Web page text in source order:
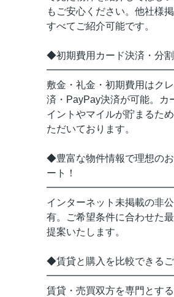
もご安心ください。他社様
すべてご紹介可能です。
◆初期費用カード決済・分
敷金・礼金・初期費用はク
済・PayPay決済が可能。カ
イントやマイルが貯まるた
ただいております。
◆豊富な物件情報で理想の
ート！
インターネット未掲載の非
有。ご希望条件に合わせた
提案いたします。
◆賃貸と購入を比較できる
賃貸・売買双方を専門とす